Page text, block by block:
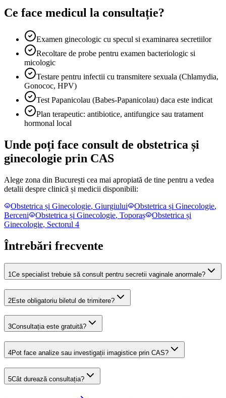
Ce face medicul la consultație?
Examen ginecologic cu specul si examinarea secretiilor
Recoltare de probe pentru examen bacteriologic si
micologic
Testare pentru infectii cu transmitere sexuala (Chlamydia,
Gonococ, HPV)
Test Papanicolau (Babes-Papanicolau) daca este indicat
Plan terapeutic: antibiotice, antifungice sau tratament
hormonal local
Unde poți face consult de obstetrica și
ginecologie prin CAS
Alege zona din București cea mai apropiată de tine pentru a vedea
detalii despre clinică și medicii disponibili:
Obstetrica și Ginecologie,Giurgiului Obstetrica și Ginecologie,
Berceni
Obstetrica și Ginecologie,Toporaș
Obstetrica și
Ginecologie, Sectorul 4
Întrebări frecvente
1 Ce specialist trebuie să consult pentru secretii vaginale anormale?
2Este obligatoriu biletul de trimitere?
3Consultația este gratuită?
4Pot face analize sau investigații imagistice prin CAS?
5Cât durează consultația?